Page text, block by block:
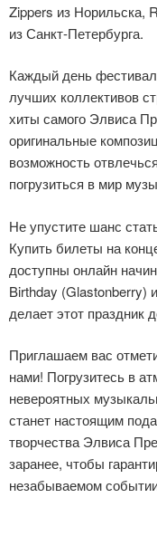
Zippers из Норильска,
из Санкт-Петербурга.
Каждый день
лучших коллективов
хиты самого Элвиса
оригинальные
возможность
погрузиться в мир
Не упустите шанс
Купить билеты на
доступны онлайн
Birthday (Glastonberry)
делает этот праздник
Приглашаем вас
нами! Погрузитесь в
невероятных
станет настоящим
творчества Элвиса
заранее, чтобы
незабываемом